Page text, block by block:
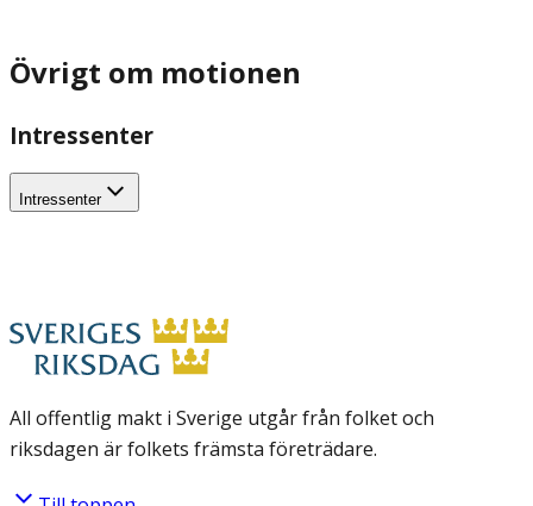
Övrigt om motionen
Intressenter
Intressenter
All offentlig makt i Sverige utgår från folket och
riksdagen är folkets främsta företrädare.